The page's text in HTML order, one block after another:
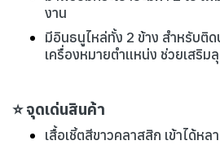
งาน
มีอินธนูไหล่ทั้ง 2 ข้าง สำหรับติ
เครื่องหมายตำแหน่ง ช่วยเสริม
⭐ จุดเด่นสินค้า
เสื้อเชิ้ตสีขาวคลาสสิก เข้าได้หล